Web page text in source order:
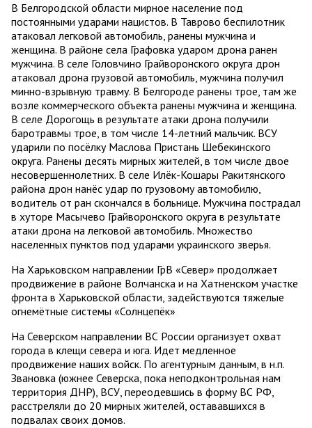
В Белгородской области мирное население под
постоянными ударами нацистов. В Таврово беспилотник
атаковал легковой автомобиль, ранены мужчина и
женщина. В районе села Графовка ударом дрона ранен
мужчина. В селе Головчино Грайворонского округа дрон
атаковал дрона грузовой автомобиль, мужчина получил
минно-взрывную травму. В Белгороде ранены трое, там же
возле коммерческого объекта ранены мужчина и женщина.
В селе Дорогощь в результате атаки дрона получили
баротравмы трое, в том числе 14-летний мальчик. ВСУ
ударили по посёлку Маслова Пристань Шебекинского
округа. Ранены десять мирных жителей, в том числе двое
несовершеннолетних. В селе Илёк-Кошары Ракитянского
района дрон нанёс удар по грузовому автомобилю,
водитель от ран скончался в больнице. Мужчина пострадал
в хуторе Масычево Грайворонского округа в результате
атаки дрона на легковой автомобиль. Множество
населенных пунктов под ударами украинского зверья.
На Харьковском направлении ГрВ «Север» продолжает
продвижение в районе Волчанска и на Хатненском участке
фронта в Харьковской области, задействуются тяжелые
огнемётные системы «Солнцепёк»
На Северском направлении ВС России организует охват
города в клещи севера и юга. Идет медленное
продвижение наших войск. По агентурным данным, в н.п.
Звановка (южнее Северска, пока неподконтрольная нам
территория ДНР), ВСУ, переодевшись в форму ВС РФ,
расстреляли до 20 мирных жителей, остававшихся в
подвалах своих домов.